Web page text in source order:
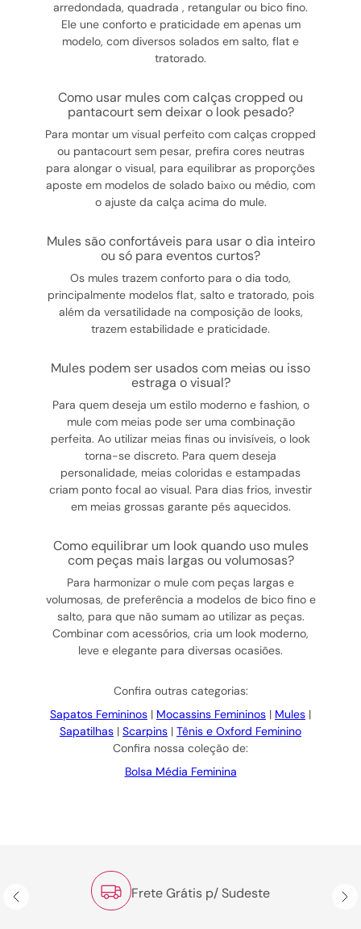
arredondada, quadrada , retangular ou bico fino.
Ele une conforto e praticidade em apenas um
modelo, com diversos solados em salto, flat e
tratorado.
como usar mules com calças cropped ou
pantacourt sem deixar o look pesado?
Para montar um visual perfeito com calças cropped
ou pantacourt sem pesar, prefira cores neutras
para alongar o visual, para equilibrar as proporções
aposte em modelos de solado baixo ou médio, com
o ajuste da calça acima do mule.
mules são confortáveis para usar o dia inteiro
ou só para eventos curtos?
Os mules trazem conforto para o dia todo,
principalmente modelos flat, salto e tratorado, pois
além da versatilidade na composição de looks,
trazem estabilidade e praticidade.
mules podem ser usados com meias ou isso
estraga o visual?
Para quem deseja um estilo moderno e fashion, o
mule com meias pode ser uma combinação
perfeita. Ao utilizar meias finas ou invisíveis, o look
torna-se discreto. Para quem deseja
personalidade, meias coloridas e estampadas
criam ponto focal ao visual. Para dias frios, investir
em meias grossas garante pés aquecidos.
como equilibrar um look quando uso mules
com peças mais largas ou volumosas?
Para harmonizar o mule com peças largas e
volumosas, de preferência a modelos de bico fino e
salto, para que não sumam ao utilizar as peças.
Combinar com acessórios, cria um look moderno,
leve e elegante para diversas ocasiões.
Confira outras categorias:
Sapatos Femininos | Mocassins Femininos | Mules |
Sapatilhas | Scarpins | Tênis e Oxford Feminino
Confira nossa coleção de:
Bolsa Média Feminina
Frete Grátis p/ Sudeste